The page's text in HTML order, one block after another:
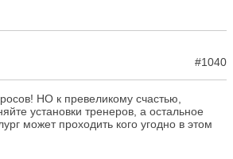
#1040
НО к превеликому счастью,
установки тренеров, а остальное
может проходить кого угодно в этом